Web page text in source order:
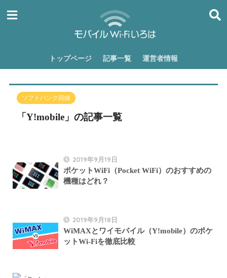
トップページ 記事一覧 運営者情報
ソフトバンク回線
「Y!mobile」の記事一覧
2019年9月19日
ポケットWiFi（Pocket WiFi）のおすすめの
機種はどれ？
2019年9月18日
WiMAXとワイモバイル（Y!mobile）のポケ
ットWi-Fiを徹底比較